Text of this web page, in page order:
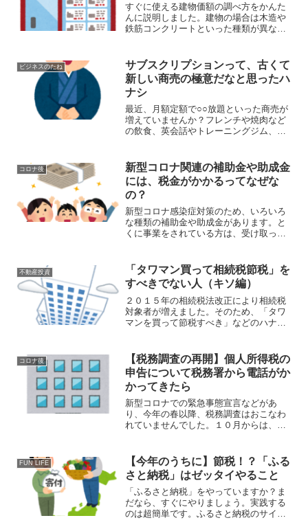
すぐに使える建物価額の調べ方をかんた
んに説明しました。建物の場合は木造や
鉄筋コンクリートといった種類が異なる
少々ややこしいところです。簡単な計算
方法も解説しています
ビジネスのたね
サブスクリプションって、古くて
新しい商売の極意だなと思ったハ
ナシ
最近、月額定額で○○放題といった商売が
増えていませんか？フレンチや焼肉など
の飲食、英会話やトレーニングジム、あ
ですが有効です。また、逆に自分が購入
している契約も要注意です。
コロナ後
新型コロナ関連の補助金や助成金
には、税金がかかるってなぜな
の？
新型コロナ感染症対策のため、いろいろ
な種類の補助金や助成金があります。と
くに事業をされている方は、受け取った
税されるのかについても記述しました。
不動産投資
「タワマン買って相続税節税」を
すべきでない人（キソ編）
２０１５年の相続税法改正により相続税
対象者が増えました。そのため、「タワ
マンを買って節税すべき」などのハナシ
のかどうかを知るための基礎的なことが
らを説明します。
コロナ後
【税務調査の再開】個人所得税の
申告について税務署から電話がか
かってきたら
新型コロナでの緊急事態宣言などがあ
り、今年の春以降、税務調査はおこなわ
れていませんでした。１０月からは、一
個人の所得税申告について調査の流れと
心構えを説明します
FUN LIFE
【今年のうちに】節税！？「ふる
さと納税」はゼッタイやること
「ふるさと納税」をやっていますか？ま
だなら、すぐにやりましょう。実践する
のは超簡単です。ふるさと納税のサイト